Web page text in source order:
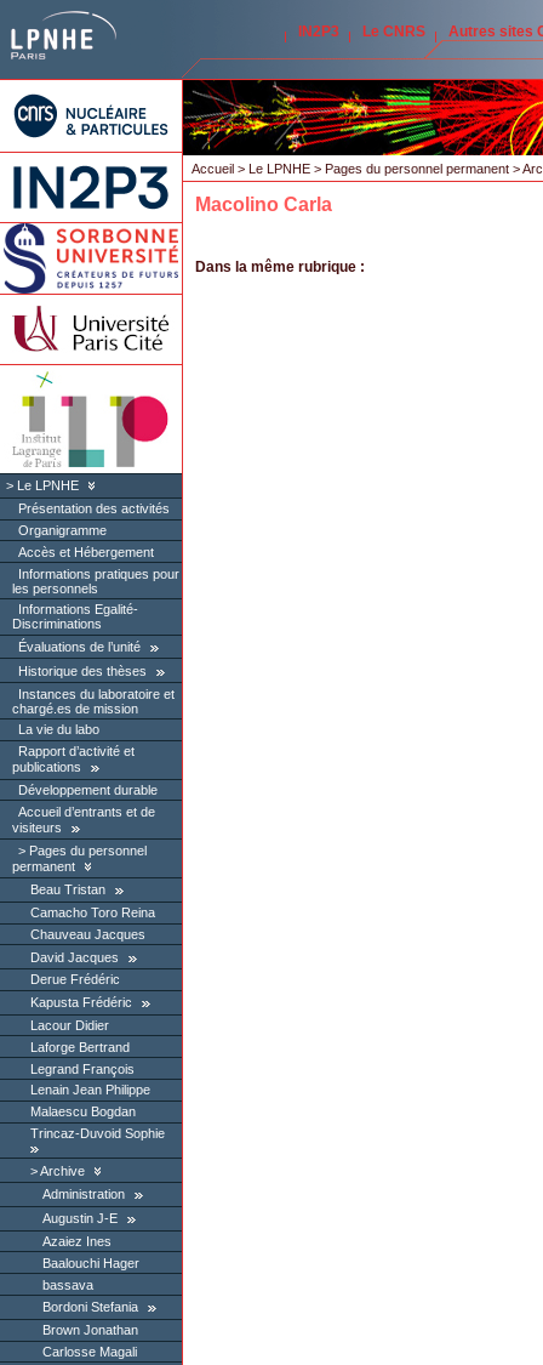
IN2P3 Le CNRS Autres sites
Le LPNHE
Présentation des activités
Organigramme
Accès et Hébergement
Informations pratiques pour
les personnels
Informations Egalité-
Discriminations
Évaluations de l’unité
Historique des thèses
Instances du laboratoire et
chargé.es de mission
La vie du labo
Rapport d’activité et
publications
Développement durable
Accueil d’entrants et de
visiteurs
Pages du personnel
permanent
Beau Tristan
Camacho Toro Reina
Chauveau Jacques
David Jacques
Derue Frédéric
Kapusta Frédéric
Lacour Didier
Laforge Bertrand
Legrand François
Lenain Jean Philippe
Malaescu Bogdan
Trincaz-Duvoid Sophie
Archive
Administration
Augustin J-E
Azaiez Ines
Baalouchi Hager
bassava
Bordoni Stefania
Brown Jonathan
Carlosse Magali
Accueil > Le LPNHE > Pages du personnel permanent >
Macolino Carla
Dans la même rubrique :